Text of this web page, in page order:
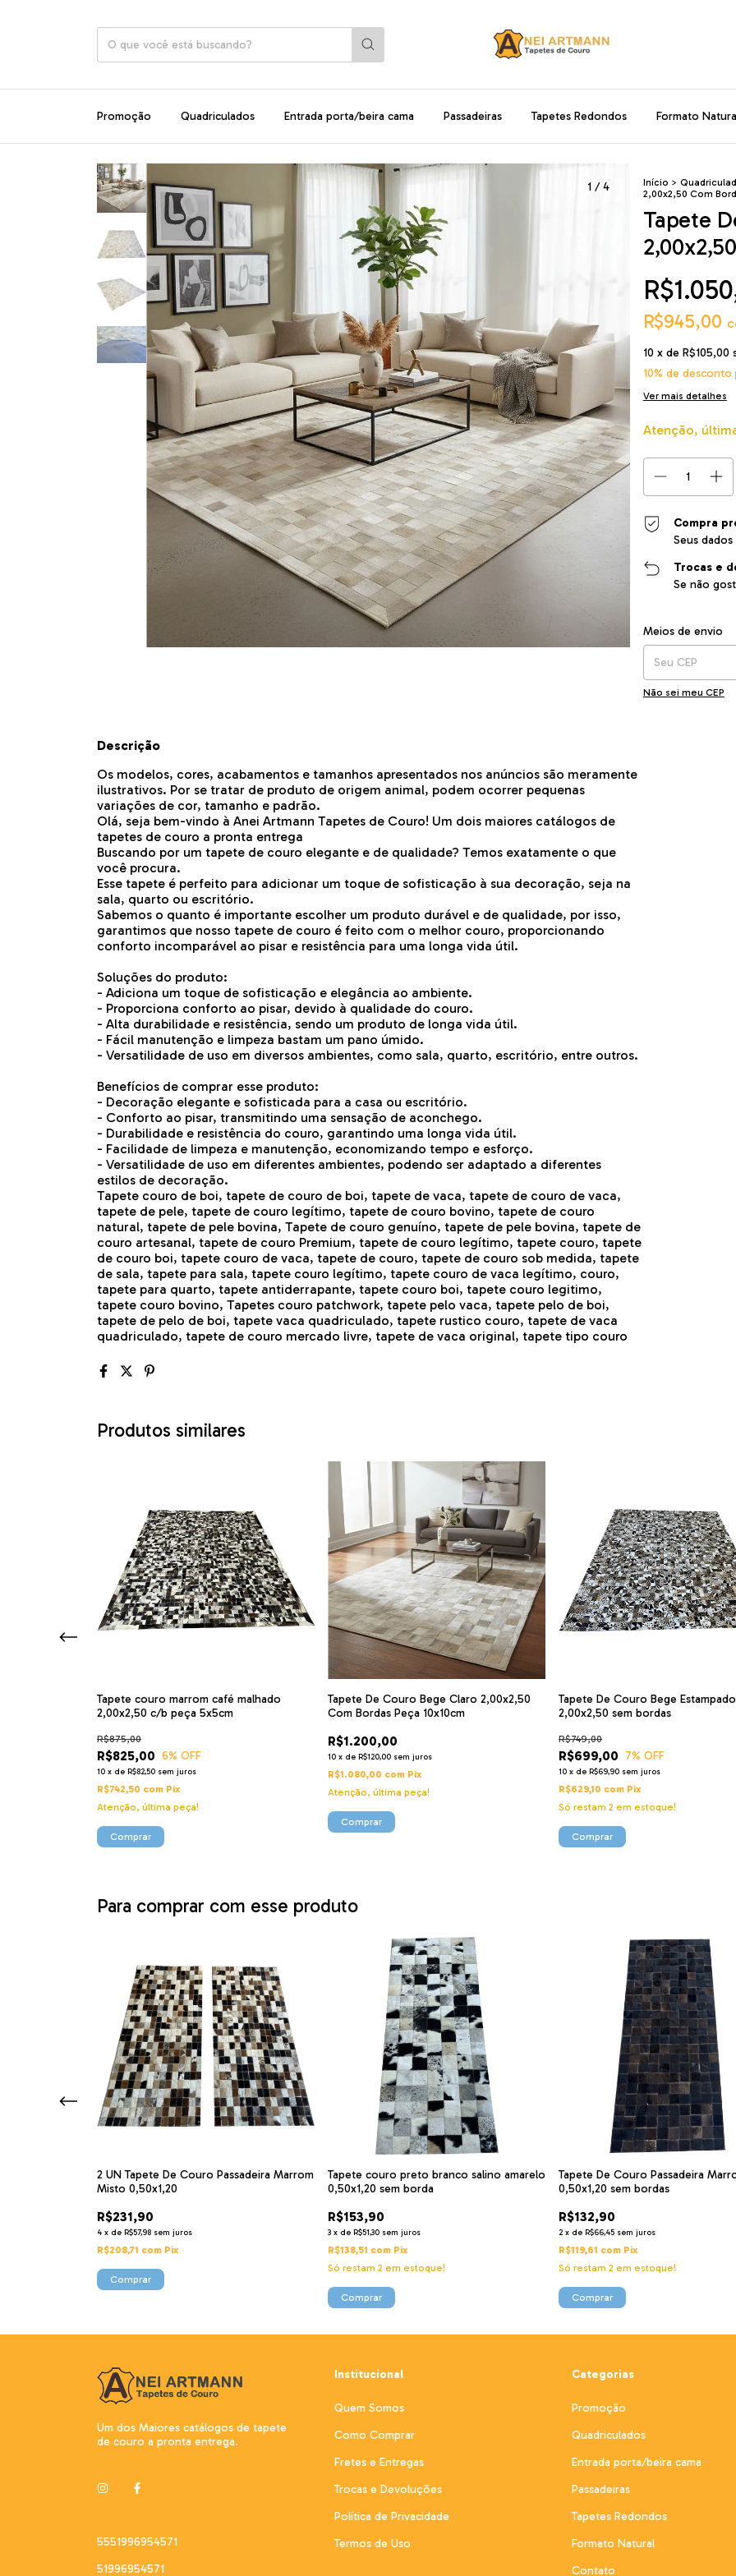
Promoção Quadriculados Entrada porta/beira cama Passadeiras Tapetes Redondos Formato
1/4 Início >
2,00x2,50 Com
Tapete
R$945,00
10 x de R$105,00
10% de desconto
Ver mais detalhes
Atenção,
Compra
Seus
Trocas e
Se não
Entregas para o CEP:
Meios de envio
Não sei meu CEP
Descrição
Os modelos, cores, acabamentos e tamanhos apresentados nos anúncios são meramente
ilustrativos. Por se tratar de produto de origem animal, podem ocorrer pequenas
variações de cor, tamanho e padrão.
Olá, seja bem-vindo à Anei Artmann Tapetes de Couro! Um dois maiores catálogos de
tapetes de couro a pronta entrega
Buscando por um tapete de couro elegante e de qualidade? Temos exatamente o que
você procura.
Esse tapete é perfeito para adicionar um toque de sofisticação à sua decoração, seja na
sala, quarto ou escritório.
Sabemos o quanto é importante escolher um produto durável e de qualidade, por isso,
garantimos que nosso tapete de couro é feito com o melhor couro, proporcionando
conforto incomparável ao pisar e resistência para uma longa vida útil.
Soluções do produto:
- Adiciona um toque de sofisticação e elegância ao ambiente.
- Proporciona conforto ao pisar, devido à qualidade do couro.
- Alta durabilidade e resistência, sendo um produto de longa vida útil.
- Fácil manutenção e limpeza bastam um pano úmido.
- Versatilidade de uso em diversos ambientes, como sala, quarto, escritório, entre outros.
Benefícios de comprar esse produto:
- Decoração elegante e sofisticada para a casa ou escritório.
- Conforto ao pisar, transmitindo uma sensação de aconchego.
- Durabilidade e resistência do couro, garantindo uma longa vida útil.
- Facilidade de limpeza e manutenção, economizando tempo e esforço.
- Versatilidade de uso em diferentes ambientes, podendo ser adaptado a diferentes
estilos de decoração.
Tapete couro de boi, tapete de couro de boi, tapete de vaca, tapete de couro de vaca,
tapete de pele, tapete de couro legítimo, tapete de couro bovino, tapete de couro
natural, tapete de pele bovina, Tapete de couro genuíno, tapete de pele bovina, tapete de
couro artesanal, tapete de couro Premium, tapete de couro legítimo, tapete couro, tapete
de couro boi, tapete couro de vaca, tapete de couro, tapete de couro sob medida, tapete
de sala, tapete para sala, tapete couro legítimo, tapete couro de vaca legítimo, couro,
tapete para quarto, tapete antiderrapante, tapete couro boi, tapete couro legitimo,
tapete couro bovino, Tapetes couro patchwork, tapete pelo vaca, tapete pelo de boi,
tapete de pelo de boi, tapete vaca quadriculado, tapete rustico couro, tapete de vaca
quadriculado, tapete de couro mercado livre, tapete de vaca original, tapete tipo couro
Produtos similares
Tapete couro marrom café malhado
2,00x2,50 c/b peça 5x5cm
R$825,00
R$875,00
6% OFF
10 x de R$82,50 sem juros
R$742,50 com Pix
Atenção, última peça!
Tapete De Couro Bege Claro 2,00x2,50
Com Bordas Peça 10x10cm
R$1.200,00
10 x de R$120,00 sem juros
R$1.080,00 com Pix
Atenção, última peça!
Tapete De Couro Bege Estampado
2,00x2,50 sem bordas
R$699,00
R$749,00
7% OFF
10 x de R$69,90 sem juros
R$629,10 com Pix
Só restam 2 em estoque!
Para comprar com esse produto
2 UN Tapete De Couro Passadeira Marrom
Misto 0,50x1,20
R$231,90
4 x de R$57,98 sem juros
R$208,71 com Pix
Tapete couro preto branco salino amarelo
0,50x1,20 sem borda
R$153,90
3 x de R$51,30 sem juros
R$138,51 com Pix
Só restam 2 em estoque!
Tapete De Couro Passadeira
0,50x1,20 sem bordas
R$132,90
2 x de R$66,45 sem juros
R$119,61 com Pix
Só restam 2 em estoque!
Um dos Maiores catálogos de tapete
de couro a pronta entrega.
5551996954571
51996954571
Institucional
Quem Somos
Como Comprar
Fretes e Entregas
Trocas e Devoluções
Política de Privacidade
Termos de Uso
Categorias
Promoção
Quadriculados
Entrada porta/beira cama
Passadeiras
Tapetes Redondos
Formato Natural
Contato